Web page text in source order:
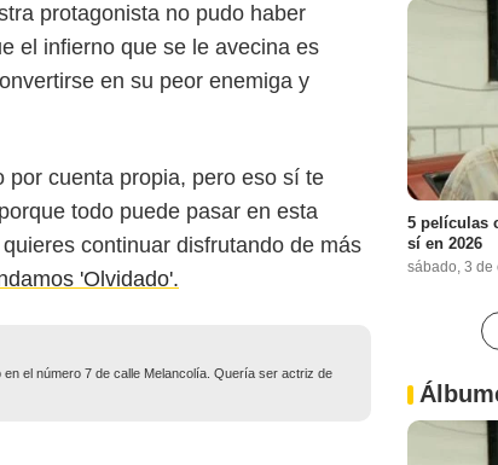
protagonista no pudo haber
el infierno que se le avecina es
en su peor enemiga y
por cuenta propia, pero eso sí te
todo puede pasar en esta
continuar disfrutando de más
'Olvidado'.
el número 7 de calle Melancolía. Quería ser actriz de
5 películas
sí en 2026
sábado, 3 de